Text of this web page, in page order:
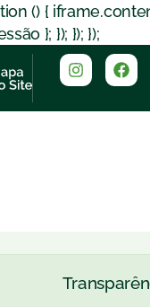
() {
}; }); }); });